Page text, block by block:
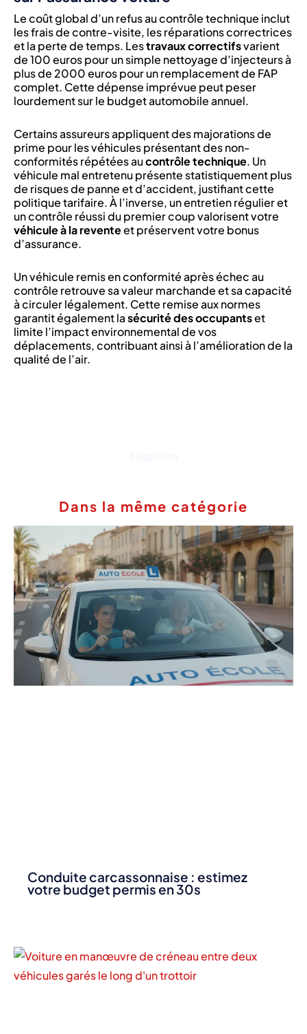
Le coût global d’un refus au contrôle technique inclut
les frais de contre-visite, les réparations correctrices
et la perte de temps. Lestravaux correctifsvarient
de 100 euros pour un simple nettoyage d’injecteurs à
plus de 2000 euros pour un remplacement de FAP
complet. Cette dépense imprévue peut peser
lourdement sur le budget automobile annuel.
Certains assureurs appliquent des majorations de
prime pour les véhicules présentant des non-
conformités répétées aucontrôle technique. Un
véhicule mal entretenu présente statistiquement plus
de risques de panne et d’accident, justifiant cette
politique tarifaire. À l’inverse, un entretien régulier et
un contrôle réussi du premier coup valorisent votre
véhicule à la reventeet préservent votre bonus
d’assurance.
Un véhicule remis en conformité après échec au
contrôle retrouve sa valeur marchande et sa capacité
à circuler légalement. Cette remise aux normes
garantit également lasécurité des occupantset
limite l’impact environnemental de vos
déplacements, contribuant ainsi à l’amélioration de la
qualité de l’air.
Dans la même catégorie
Conduite carcassonnaise : estimez
votre budget permis en 30s